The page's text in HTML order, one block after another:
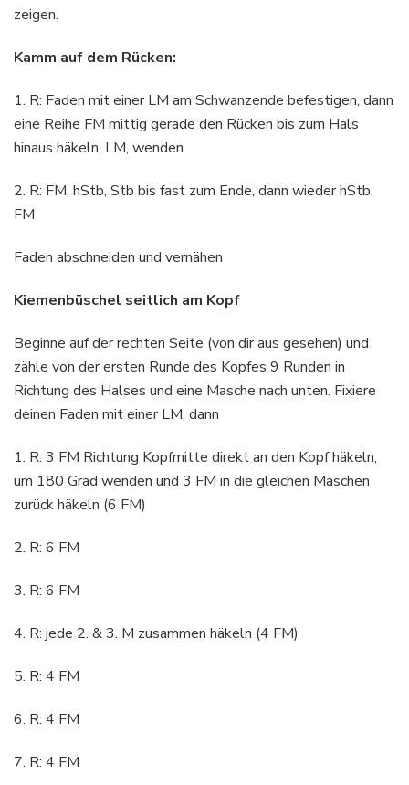
zeigen.
Kamm auf dem Rücken:
1. R: Faden mit einer LM am Schwanzende befestigen, dann
eine Reihe FM mittig gerade den Rücken bis zum Hals
hinaus häkeln, LM, wenden
2. R: FM, hStb, Stb bis fast zum Ende, dann wieder hStb,
FM
Faden abschneiden und vernähen
Kiemenbüschel seitlich am Kopf
Beginne auf der rechten Seite (von dir aus gesehen) und
zähle von der ersten Runde des Kopfes 9 Runden in
Richtung des Halses und eine Masche nach unten. Fixiere
deinen Faden mit einer LM, dann
1. R: 3 FM Richtung Kopfmitte direkt an den Kopf häkeln,
um 180 Grad wenden und 3 FM in die gleichen Maschen
zurück häkeln (6 FM)
2. R: 6 FM
3. R: 6 FM
4. R: jede 2. & 3. M zusammen häkeln (4 FM)
5. R: 4 FM
6. R: 4 FM
7. R: 4 FM